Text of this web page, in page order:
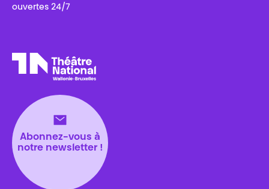
ouvertes 24/7
Abonnez-vous à
notre newsletter !